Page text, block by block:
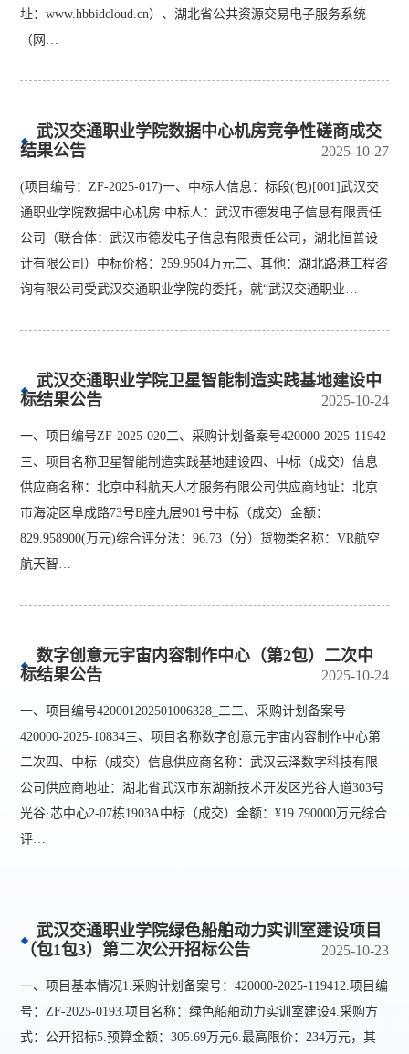
址：www.hbbidcloud.cn）、湖北省公共资源交易电子服务系统
（网…
武汉交通职业学院数据中心机房竞争性磋商成交
结果公告
2025-10-27
(项目编号：ZF-2025-017)一、中标人信息：标段(包)[001]武汉交
通职业学院数据中心机房:中标人：武汉市德发电子信息有限责任
公司（联合体：武汉市德发电子信息有限责任公司，湖北恒普设
计有限公司）中标价格：259.9504万元二、其他：湖北路港工程咨
询有限公司受武汉交通职业学院的委托，就“武汉交通职业…
武汉交通职业学院卫星智能制造实践基地建设中
标结果公告
2025-10-24
一、项目编号ZF-2025-020二、采购计划备案号420000-2025-11942
三、项目名称卫星智能制造实践基地建设四、中标（成交）信息
供应商名称：北京中科航天人才服务有限公司供应商地址：北京
市海淀区阜成路73号B座九层901号中标（成交）金额：
829.958900(万元)综合评分法：96.73（分）货物类名称：VR航空
航天智…
数字创意元宇宙内容制作中心（第2包）二次中
标结果公告
2025-10-24
一、项目编号420001202501006328_二二、采购计划备案号
420000-2025-10834三、项目名称数字创意元宇宙内容制作中心第
二次四、中标（成交）信息供应商名称：武汉云泽数字科技有限
公司供应商地址：湖北省武汉市东湖新技术开发区光谷大道303号
光谷·芯中心2-07栋1903A中标（成交）金额：¥19.790000万元综合
评…
武汉交通职业学院绿色船舶动力实训室建设项目
（包1包3）第二次公开招标公告
2025-10-23
一、项目基本情况1.采购计划备案号：420000-2025-119412.项目编
号：ZF-2025-0193.项目名称：绿色船舶动力实训室建设4.采购方
式：公开招标5.预算金额：305.69万元6.最高限价：234万元，其